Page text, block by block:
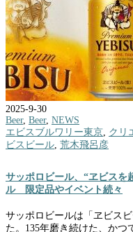
2025-9-30
Beer, Beer, NEWS
エビスブルワリー東京, クリ
ビスビール, 荒木飛呂彦
サッポロビール、“ヱビスを
ル 限定品やイベント続々
サッポロビールは「ヱビス
た。135年磨き続けた、かつ